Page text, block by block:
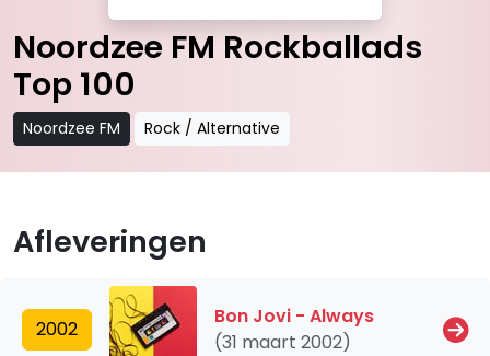
Noordzee FM Rockballads
Top 100
Noordzee FM Rock / Alternative
Afleveringen
2002
Bon Jovi - Always
(31 maart 2002)